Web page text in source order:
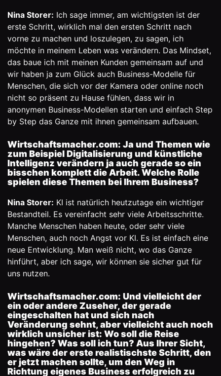
Nina Storer: Ich sage immer, am wichtigsten ist der
erste Schritt, wirklich mal den ersten Schritt nach
vorne zu machen und loszulegen, zu sagen, ich
möchte in meinem Leben was verändern. Das Mindset,
das baue ich mit meinen Kunden gemeinsam auf und
wir haben ja zum Glück auch Business-Modelle für
Menschen, die sich vor der Kamera oder online noch
nicht so präsent zu Hause fühlen, dass wir in
anonymen Business-Modellen starten und einfach Step
by Step das Ganze mit ihnen gemeinsam aufbauen.
Wirtschaftsmacher.com: Ja und Themen wie
zum Beispiel Digitalisierung und künstliche
Intelligenz verändern ja auch gerade so ein
bisschen komplett die Arbeit. Welche Rolle
spielen diese Themen bei Ihrem Business?
Nina Storer: KI ist natürlich heutzutage ein wichtiger
Bestandteil. Es vereinfacht sehr viele Arbeitsschritte.
Manche Menschen haben heute, oder sehr viele
Menschen, auch noch Angst vor KI. Es ist einfach eine
neue Entwicklung. Man weiß nicht, wo das Ganze
hinführt, aber ich sage, wir können sie sicher gut für
uns nutzen.
Wirtschaftsmacher.com: Und vielleicht der
ein oder andere Zuseher, der gerade
eingeschalten hat und sich nach
Veränderung sehnt, aber vielleicht auch noch
wirklich unsicher ist: Wo soll die Reise
hingehen? Was soll ich tun? Aus Ihrer Sicht,
was wäre der erste realistischste Schritt, den
er jetzt machen sollte, um den Weg in
Richtung eigenes Business erfolgreich zu